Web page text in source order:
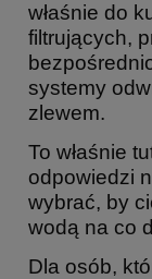
właśnie do
filtrujących,
systemy
zlewem.
To właśnie
odpowiedzi
wybrać, by
wodą na co
Dla osób,